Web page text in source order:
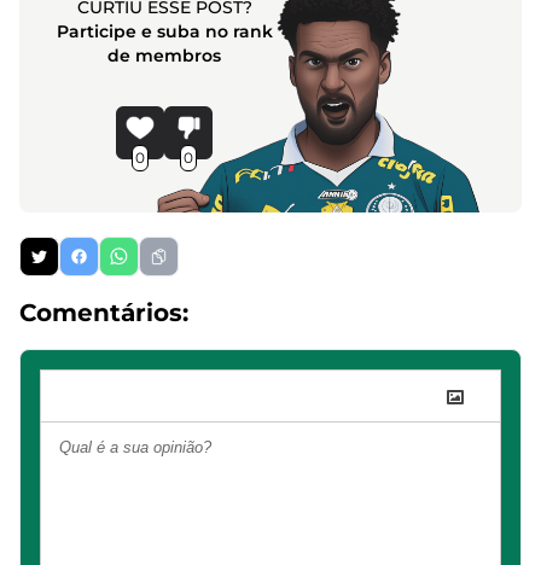
CURTIU ESSE POST?
Participe e suba no rank
de membros
0 0
Comentários: